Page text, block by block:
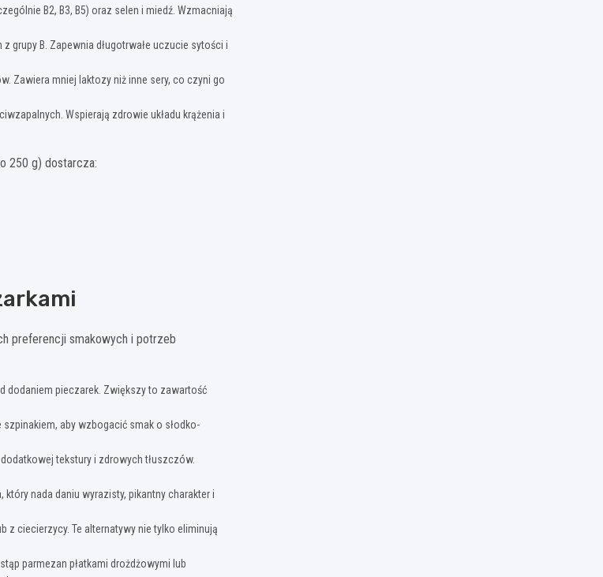
B2, B3, B5) oraz selen i miedź. Wzmacniają
grupy B. Zapewnia długotrwałe uczucie sytości i
Zawiera mniej laktozy niż inne sery, co czyni go
Wspierają zdrowie układu krążenia i
250 g) dostarcza:
preferencji smakowych i potrzeb
dodaniem pieczarek. Zwiększy to zawartość
aby wzbogacić smak o słodko-
tekstury i zdrowych tłuszczów.
nada daniu wyrazisty, pikantny charakter i
z ciecierzycy. Te alternatywy nie tylko eliminują
parmezan płatkami drożdżowymi lub